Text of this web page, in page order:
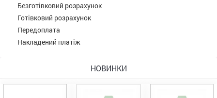
Безготівковий розрахунок
Готівковий розрахунок
Передоплата
Накладений платіж
НОВИНКИ